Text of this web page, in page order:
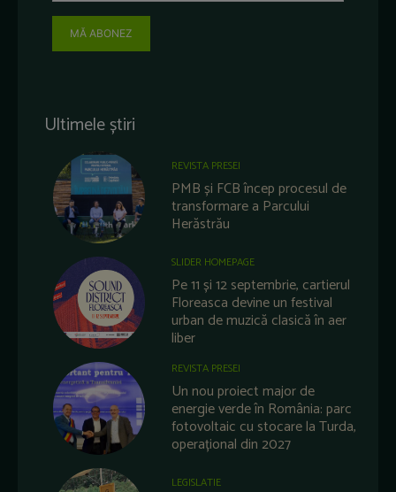
MĂ ABONEZ
Ultimele știri
REVISTA PRESEI
PMB și FCB încep procesul de
transformare a Parcului
Herăstrău
SLIDER HOMEPAGE
Pe 11 și 12 septembrie, cartierul
Floreasca devine un festival
urban de muzică clasică în aer
liber
REVISTA PRESEI
Un nou proiect major de
energie verde în România: parc
fotovoltaic cu stocare la Turda,
operațional din 2027
LEGISLATIE